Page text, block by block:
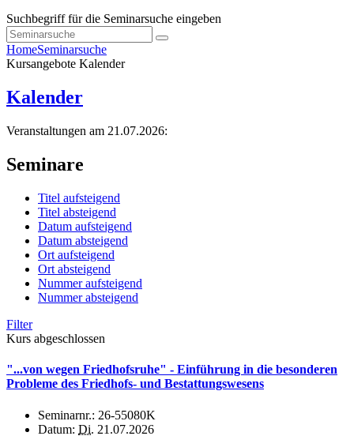
Suchbegriff für die Seminarsuche eingeben
HomeSeminarsuche
Kursangebote Kalender
Kalender
Veranstaltungen am 21.07.2026:
Seminare
Titel aufsteigend
Titel absteigend
Datum aufsteigend
Datum absteigend
Ort aufsteigend
Ort absteigend
Nummer aufsteigend
Nummer absteigend
Filter
Kurs abgeschlossen
"...von wegen Friedhofsruhe" - Einführung in die besonderen
Probleme des Friedhofs- und Bestattungswesens
Seminarnr.: 26-55080K
Datum: Di. 21.07.2026